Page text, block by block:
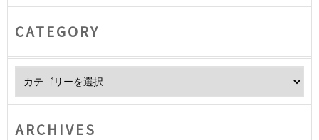
CATEGORY
ARCHIVES